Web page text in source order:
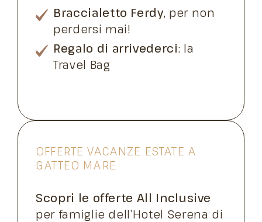
Braccialetto Ferdy, per non
perdersi mai!
Regalo di arrivederci: la
Travel Bag
OFFERTE VACANZE ESTATE A
GATTEO MARE
Scopri le offerte All Inclusive
per famiglie dell’Hotel Serena di